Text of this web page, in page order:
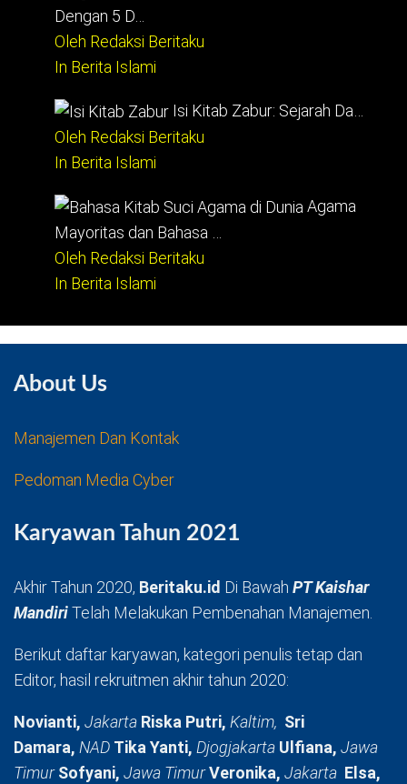
Dengan 5 D…
Oleh Redaksi Beritaku
In Berita Islami
Isi Kitab Zabur: Sejarah Da…
Oleh Redaksi Beritaku
In Berita Islami
Agama
Mayoritas dan Bahasa …
Oleh Redaksi Beritaku
In Berita Islami
About Us
Manajemen Dan Kontak
Pedoman Media Cyber
Karyawan Tahun 2021
Akhir Tahun 2020, Beritaku.id Di Bawah PT Kaishar
MandiriTelah Melakukan Pembenahan Manajemen.
Berikut daftar karyawan, kategori penulis tetap dan
Editor, hasil rekruitmen akhir tahun 2020:
Novianti, Jakarta Riska Putri, Kaltim, Sri
Damara, NAD Tika Yanti, Djogjakarta Ulfiana, Jawa
TimurSofyani, Jawa TimurVeronika, Jakarta Elsa,